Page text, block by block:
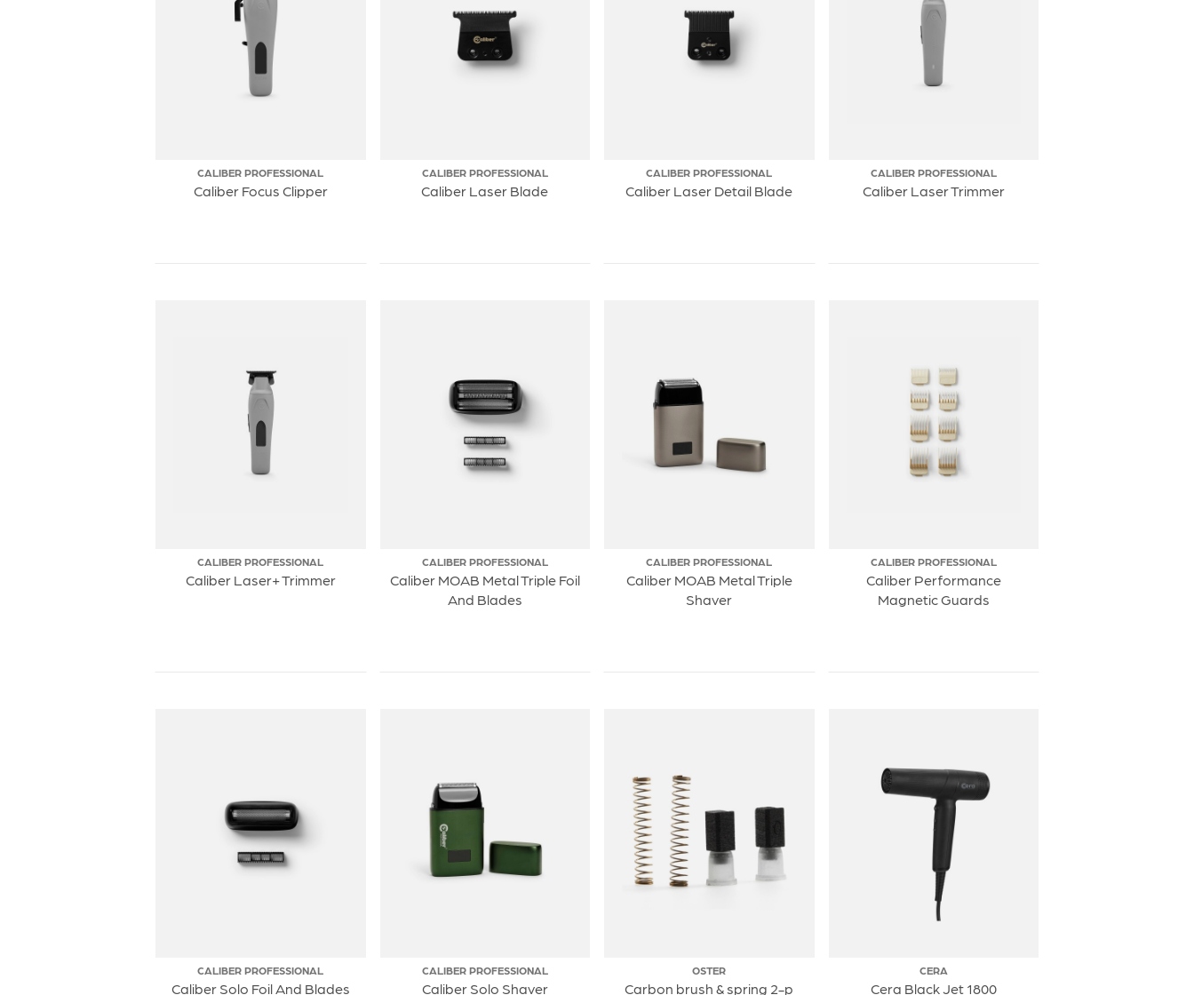
CALIBER PROFESSIONAL
Caliber Focus Clipper
CALIBER PROFESSIONAL
Caliber Laser Blade
CALIBER PROFESSIONAL
Caliber Laser Detail Blade
CALIBER PROFESSIONAL
Caliber Laser Trimmer
CALIBER PROFESSIONAL
Caliber Laser+ Trimmer
CALIBER PROFESSIONAL
Caliber MOAB Metal Triple Foil
And Blades
CALIBER PROFESSIONAL
Caliber MOAB Metal Triple
Shaver
CALIBER PROFESSIONAL
Caliber Performance
Magnetic Guards
CALIBER PROFESSIONAL
Caliber Solo Foil And Blades
CALIBER PROFESSIONAL
Caliber Solo Shaver
OSTER
Carbon brush & spring 2-p
CERA
Cera Black Jet 1800